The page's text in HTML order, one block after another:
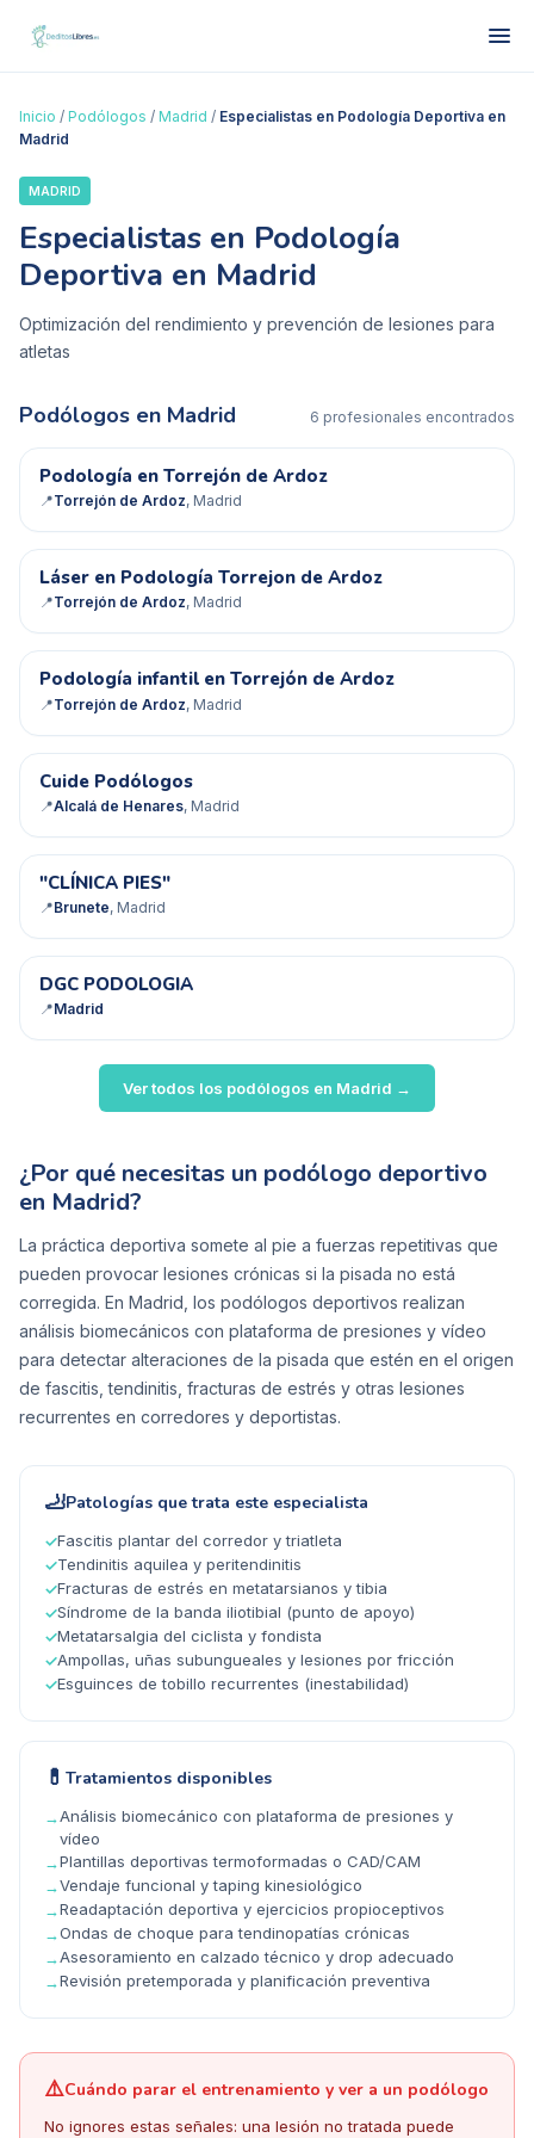
Inicio / Podólogos / Madrid / Especialistas en Podología Deportiva en
Madrid
MADRID
Especialistas en Podología
Deportiva en Madrid
Optimización del rendimiento y prevención de lesiones para
atletas
Podólogos en Madrid 6 profesionales encontrados
Podología en Torrejón de Ardoz
📍Torrejón de Ardoz, Madrid
Láser en Podología Torrejon de Ardoz
📍Torrejón de Ardoz, Madrid
Podología infantil en Torrejón de Ardoz
📍Torrejón de Ardoz, Madrid
CP
Cuide Podólogos
📍Alcalá de Henares, Madrid
"P
"CLÍNICA PIES"
📍Brunete, Madrid
DP
DGC PODOLOGIA
📍Madrid
Ver todos los podólogos en Madrid →
¿Por qué necesitas un podólogo deportivo
en Madrid?
La práctica deportiva somete al pie a fuerzas repetitivas que
pueden provocar lesiones crónicas si la pisada no está
corregida. En Madrid, los podólogos deportivos realizan
análisis biomecánicos con plataforma de presiones y vídeo
para detectar alteraciones de la pisada que estén en el origen
de fascitis, tendinitis, fracturas de estrés y otras lesiones
recurrentes en corredores y deportistas.
🦶Patologías que trata este especialista
✓Fascitis plantar del corredor y triatleta
✓Tendinitis aquilea y peritendinitis
✓Fracturas de estrés en metatarsianos y tibia
✓Síndrome de la banda iliotibial (punto de apoyo)
✓Metatarsalgia del ciclista y fondista
✓Ampollas, uñas subungueales y lesiones por fricción
✓Esguinces de tobillo recurrentes (inestabilidad)
💊 Tratamientos disponibles
→Análisis biomecánico con plataforma de presiones y
vídeo
→Plantillas deportivas termoformadas o CAD/CAM
→Vendaje funcional y taping kinesiológico
→Readaptación deportiva y ejercicios propioceptivos
→Ondas de choque para tendinopatías crónicas
→Asesoramiento en calzado técnico y drop adecuado
→Revisión pretemporada y planificación preventiva
⚠️Cuándo parar el entrenamiento y ver a un podólogo
No ignores estas señales: una lesión no tratada puede